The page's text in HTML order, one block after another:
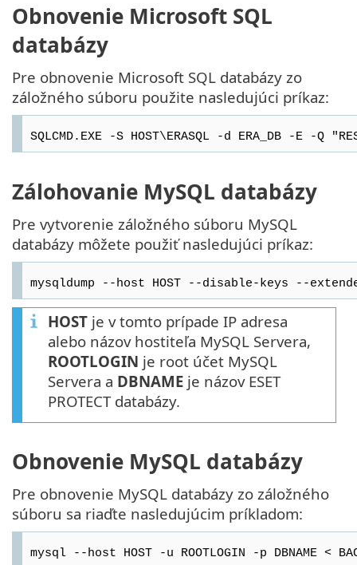
Obnovenie Microsoft SQL
databázy
Pre obnovenie Microsoft SQL databázy zo
záložného súboru použite nasledujúci príkaz:
SQLCMD.EXE -S HOST\ERASQL -d ERA_DB -E -Q
Zálohovanie MySQL databázy
Pre vytvorenie záložného súboru MySQL
databázy môžete použiť nasledujúci príkaz:
mysqldump --host HOST --disable-keys --
HOST je v tomto prípade IP adresa
alebo názov hostiteľa MySQL Servera,
ROOTLOGIN je root účet MySQL
Servera a DBNAME je názov ESET
PROTECT databázy.
Obnovenie MySQL databázy
Pre obnovenie MySQL databázy zo záložného
súboru sa riaďte nasledujúcim príkladom:
mysql --host HOST -u ROOTLOGIN -p DBNAME <